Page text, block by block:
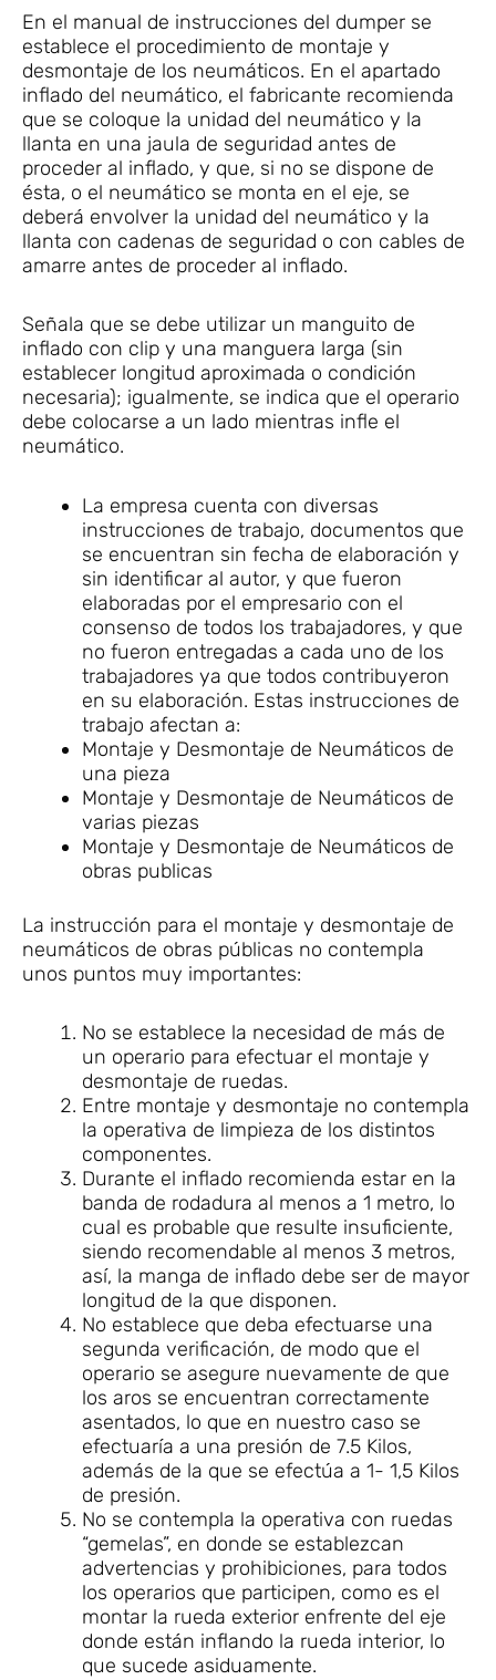
En el manual de instrucciones del dumper se
establece el procedimiento de montaje y
desmontaje de los neumáticos. En el apartado
inflado del neumático, el fabricante recomienda
que se coloque la unidad del neumático y la
llanta en una jaula de seguridad antes de
proceder al inflado, y que, si no se dispone de
ésta, o el neumático se monta en el eje, se
deberá envolver la unidad del neumático y la
llanta con cadenas de seguridad o con cables de
amarre antes de proceder al inflado.
Señala que se debe utilizar un manguito de
inflado con clip y una manguera larga (sin
establecer longitud aproximada o condición
necesaria); igualmente, se indica que el operario
debe colocarse a un lado mientras infle el
neumático.
La empresa cuenta con diversas
instrucciones de trabajo, documentos que
se encuentran sin fecha de elaboración y
sin identificar al autor, y que fueron
elaboradas por el empresario con el
consenso de todos los trabajadores, y que
no fueron entregadas a cada uno de los
trabajadores ya que todos contribuyeron
en su elaboración. Estas instrucciones de
trabajo afectan a:
Montaje y Desmontaje de Neumáticos de
una pieza
Montaje y Desmontaje de Neumáticos de
varias piezas
Montaje y Desmontaje de Neumáticos de
obras publicas
La instrucción para el montaje y desmontaje de
neumáticos de obras públicas no contempla
unos puntos muy importantes:
No se establece la necesidad de más de
un operario para efectuar el montaje y
desmontaje de ruedas.
Entre montaje y desmontaje no contempla
la operativa de limpieza de los distintos
componentes.
Durante el inflado recomienda estar en la
banda de rodadura al menos a 1 metro, lo
cual es probable que resulte insuficiente,
siendo recomendable al menos 3 metros,
así, la manga de inflado debe ser de mayor
longitud de la que disponen.
No establece que deba efectuarse una
segunda verificación, de modo que el
operario se asegure nuevamente de que
los aros se encuentran correctamente
asentados, lo que en nuestro caso se
efectuaría a una presión de 7.5 Kilos,
además de la que se efectúa a 1- 1,5 Kilos
de presión.
No se contempla la operativa con ruedas
“gemelas”, en donde se establezcan
advertencias y prohibiciones, para todos
los operarios que participen, como es el
montar la rueda exterior enfrente del eje
donde están inflando la rueda interior, lo
que sucede asiduamente.